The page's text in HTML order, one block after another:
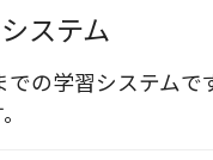
ステム
の学習システムで